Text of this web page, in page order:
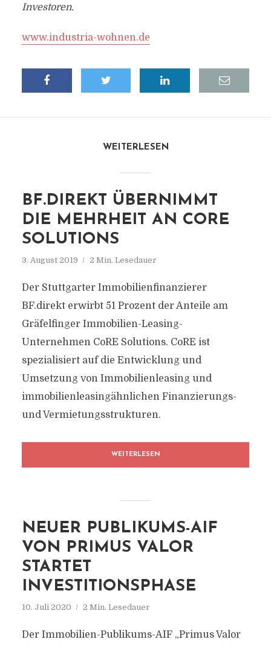
Investoren.
www.industria-wohnen.de
WEITERLESEN
BF.DIREKT ÜBERNIMMT
DIE MEHRHEIT AN CORE
SOLUTIONS
3. August 2019 2 Min. Lesedauer
Der Stuttgarter Immobilienfinanzierer
BF.direkt erwirbt 51 Prozent der Anteile am
Gräfelfinger Immobilien-Leasing-
Unternehmen CoRE Solutions. CoRE ist
spezialisiert auf die Entwicklung und
Umsetzung von Immobilienleasing und
immobilienleasingähnlichen Finanzierungs-
und Vermietungsstrukturen.
WEITERLESEN
NEUER PUBLIKUMS-AIF
VON PRIMUS VALOR
STARTET
INVESTITIONSPHASE
10. Juli 2020 2 Min. Lesedauer
Der Immobilien-Publikums-AIF „Primus Valor